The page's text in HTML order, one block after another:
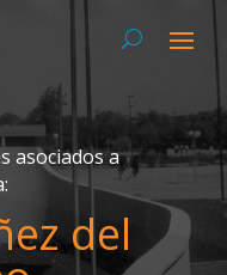
asociados a
del